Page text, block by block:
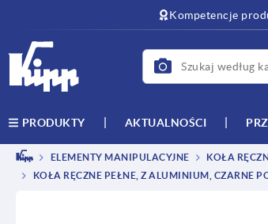
Kompetencje
PRODUKTY AKTUALNOŚCI
ELEMENTY MANIPULACYJNE KOŁA
KOŁA RĘCZNE PEŁNE, Z ALUMINIUM, CZARNE